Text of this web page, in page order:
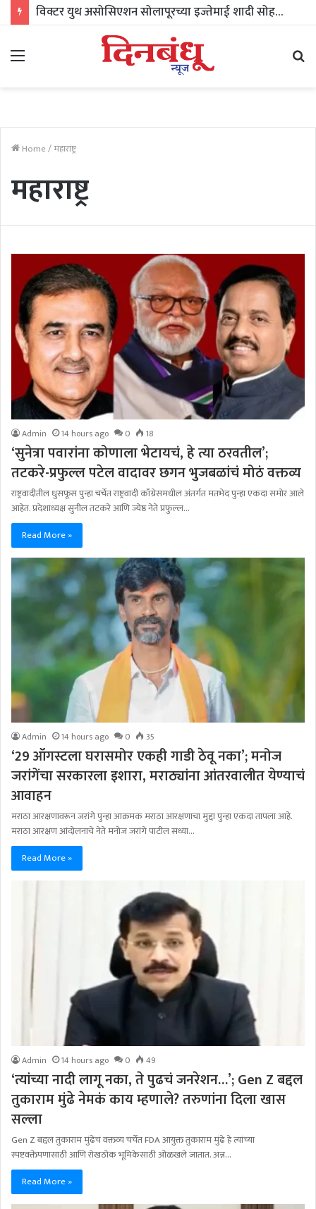
विक्टर युथ असोसिएशन सोलापूरच्या इज्तेमाई शादी सोहळ्याला २५ वर्षे पूर्ण; १५ नोव्हेंबरला सामुदायिक विवाह सोह
Menu
Home/महाराष्ट्र
महाराष्ट्र
Admin 14 hours ago 0 18
‘सुनेत्रा पवारांना कोणाला भेटायचं, हे त्या ठरवतील’;
तटकरे-प्रफुल्ल पटेल वादावर छगन भुजबळांचं मोठं वक्तव्य
राष्ट्रवादीतील धुसफूस पुन्हा चर्चेत राष्ट्रवादी काँग्रेसमधील अंतर्गत मतभेद पुन्हा एकदा समोर आले
आहेत. प्रदेशाध्यक्ष सुनील तटकरे आणि ज्येष्ठ नेते प्रफुल्ल…
Read More »
Admin 14 hours ago 0 35
‘29 ऑगस्टला घरासमोर एकही गाडी ठेवू नका’; मनोज
जरांगेंचा सरकारला इशारा, मराठ्यांना आंतरवालीत येण्याचं
आवाहन
मराठा आरक्षणावरून जरांगे पुन्हा आक्रमक मराठा आरक्षणाचा मुद्दा पुन्हा एकदा तापला आहे.
मराठा आरक्षण आंदोलनाचे नेते मनोज जरांगे पाटील सध्या…
Read More »
Admin 14 hours ago 0 49
‘त्यांच्या नादी लागू नका, ते पुढचं जनरेशन…’; Gen Z बद्दल
तुकाराम मुंढे नेमकं काय म्हणाले? तरुणांना दिला खास
सल्ला
Gen Z बद्दल तुकाराम मुंढेंचं वक्तव्य चर्चेत FDA आयुक्त तुकाराम मुंढे हे त्यांच्या
स्पष्टवक्तेपणासाठी आणि रोखठोक भूमिकेसाठी ओळखले जातात. अन्न…
Read More »